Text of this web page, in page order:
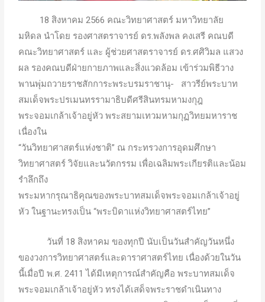
18 สิงหาคม 2566 คณะวิทยาศาสตร์ มหาวิทยาลัย
มหิดล นำโดย รองศาสตราจารย์ ดร.พลังพล คงเสรี คณบดี
คณะวิทยาศาสตร์ และ ผู้ช่วยศาสตราจารย์ ดร.ศศิวิมล แสวง
ผล รองคณบดีฝ่ายกายภาพและสิ่งแวดล้อม เข้าร่วมพิธีวาง
พานพุ่มถวายราชสักการะพระบรมราชานุ- สาวรีย์พระบาท
สมเด็จพระปรเมนทรรามาธิบดีศรีสินทรมหามงกุฎ
พระจอมเกล้าเจ้าอยู่หัว พระสยามเทวมหามกุฏวิทยมหาราช
เนื่องใน
“วันวิทยาศาสตร์แห่งชาติ” ณ กระทรวงการอุดมศึกษา
วิทยาศาสตร์ วิจัยและนวัตกรรม เพื่อเฉลิมพระเกียรติและน้อม
รำลึกถึง
พระมหากรุณาธิคุณของพระบาทสมเด็จพระจอมเกล้าเจ้าอยู่
หัว ในฐานะทรงเป็น “พระบิดาแห่งวิทยาศาสตร์ไทย”
วันที่ 18 สิงหาคม ของทุกปี นับเป็นวันสำคัญวันหนึ่ง
ของวงการวิทยาศาสตร์และดาราศาสตร์ไทย เนื่องด้วยในวัน
นี้เมื่อปี พ.ศ. 2411 ได้มีเหตุการณ์สำคัญคือ พระบาทสมเด็จ
พระจอมเกล้าเจ้าอยู่หัว ทรงได้เสด็จพระราชดำเนินทาง